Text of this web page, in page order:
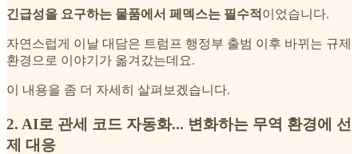
긴급성을 요구하는 물품에서 페덱스는 필수적 이었습니다.
자연스럽게 이날 대담은 트럼프 행정부 출범 이후 바뀌는 규제
환경으로 이야기가 옮겨갔는데요.
이 내용을 좀 더 자세히 살펴보겠습니다.
2. AI로 관세 코드 자동화... 변화하는 무역 환경에 선
제 대응